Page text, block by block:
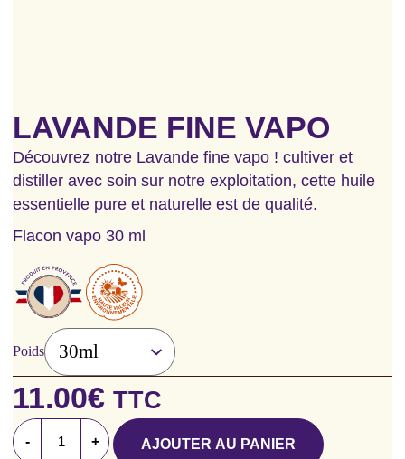
LAVANDE FINE VAPO
Découvrez notre Lavande fine vapo ! cultiver et
distiller avec soin sur notre exploitation, cette huile
essentielle pure et naturelle est de qualité.
Flacon vapo 30 ml
Poids
11.00€ TTC
- + AJOUTER AU PANIER